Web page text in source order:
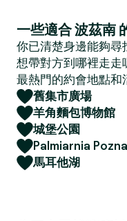
一些適合 波茲南
你已清楚身邊能夠尋
想帶對方到哪裡走走
最熱門的約會地點和
舊集市廣場
羊角麵包博物館
城堡公園
Palmiarnia
馬耳他湖